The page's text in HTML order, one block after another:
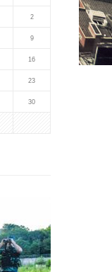
2
9
16
23
30